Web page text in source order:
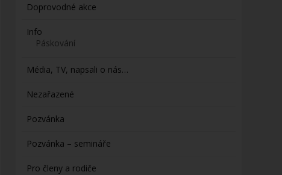
Doprovodné akce
Info
Páskování
Média, TV, napsali o nás…
Nezařazené
Pozvánka
Pozvánka – semináře
Pro členy a rodiče